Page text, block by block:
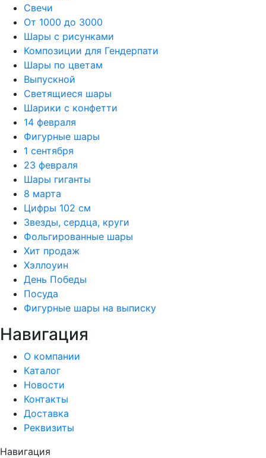
Свечи
От 1000 до 3000
Шары с рисунками
Композиции для Гендерпати
Шары по цветам
Выпускной
Светящиеся шары
Шарики с конфетти
14 февраля
Фигурные шары
1 сентября
23 февраля
Шары гиганты
8 марта
Цифры 102 см
Звезды, сердца, круги
Фольгированные шары
Хит продаж
Хэллоуин
День Победы
Посуда
Фигурные шары на выписку
Навигация
О компании
Каталог
Новости
Контакты
Доставка
Реквизиты
Навигация